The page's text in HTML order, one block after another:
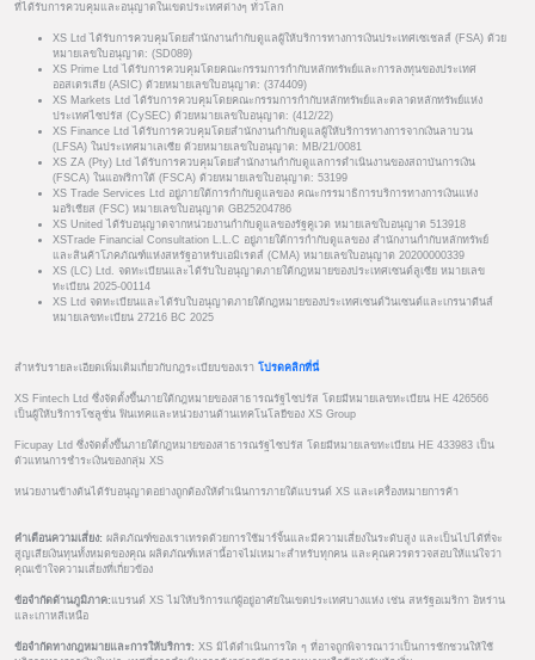
ที่ได้รับการควบคุมและอนุญาตในเขตประเทศต่างๆ ทั่วโลก
XS Ltd ได้รับการควบคุมโดยสำนักงานกำกับดูแลผู้ให้บริการทางการเงินประเทศเซเชลส์ (FSA) ด้วย
หมายเลขใบอนุญาต: (SD089)
XS Prime Ltd ได้รับการควบคุมโดยคณะกรรมการกำกับหลักทรัพย์และการลงทุนของประเทศ
ออสเตรเลีย (ASIC) ด้วยหมายเลขใบอนุญาต: (374409)
XS Markets Ltd ได้รับการควบคุมโดยคณะกรรมการกำกับหลักทรัพย์และตลาดหลักทรัพย์แห่ง
ประเทศไซปรัส (CySEC) ด้วยหมายเลขใบอนุญาต: (412/22)
XS Finance Ltd ได้รับการควบคุมโดยสำนักงานกำกับดูแลผู้ให้บริการทางการจากเงินลาบวน
(LFSA) ในประเทศมาเลเซีย ด้วยหมายเลขใบอนุญาต: MB/21/0081
XS ZA (Pty) Ltd ได้รับการควบคุมโดยสำนักงานกำกับดูแลการดำเนินงานของสถาบันการเงิน
(FSCA) ในแอฟริกาใต้ (FSCA) ด้วยหมายเลขใบอนุญาต: 53199
XS Trade Services Ltd อยู่ภายใต้การกำกับดูแลของ คณะกรรมาธิการบริการทางการเงินแห่ง
มอริเชียส (FSC) หมายเลขใบอนุญาต GB25204786
XS United ได้รับอนุญาตจากหน่วยงานกำกับดูแลของรัฐคูเวต หมายเลขใบอนุญาต 513918
XSTrade Financial Consultation L.L.C อยู่ภายใต้การกำกับดูแลของ สำนักงานกำกับหลักทรัพย์
และสินค้าโภคภัณฑ์แห่งสหรัฐอาหรับเอมิเรตส์ (CMA) หมายเลขใบอนุญาต 20200000339
XS (LC) Ltd. จดทะเบียนและได้รับใบอนุญาตภายใต้กฎหมายของประเทศเซนต์ลูเซีย หมายเลข
ทะเบียน 2025-00114
XS Ltd จดทะเบียนและได้รับใบอนุญาตภายใต้กฎหมายของประเทศเซนต์วินเซนต์และเกรนาดีนส์
หมายเลขทะเบียน 27216 BC 2025
สำหรับรายละเอียดเพิ่มเติมเกี่ยวกับกฎระเบียบของเรา โปรดคลิกที่นี่
XS Fintech Ltd ซึ่งจัดตั้งขึ้นภายใต้กฎหมายของสาธารณรัฐไซปรัส โดยมีหมายเลขทะเบียน HE 426566
เป็นผู้ให้บริการโซลูชั่น ฟินเทคและหน่วยงานด้านเทคโนโลยีของ XS Group
Ficupay Ltd ซึ่งจัดตั้งขึ้นภายใต้กฎหมายของสาธารณรัฐไซปรัส โดยมีหมายเลขทะเบียน HE 433983 เป็น
ตัวแทนการชำระเงินของกลุ่ม XS
หน่วยงานข้างต้นได้รับอนุญาตอย่างถูกต้องให้ดำเนินการภายใต้แบรนด์ XS และเครื่องหมายการค้า
คำเตือนความเสี่ยง: ผลิตภัณฑ์ของเราเทรดด้วยการใช้มาร์จิ้นและมีความเสี่ยงในระดับสูง และเป็นไปได้ที่จะ
สูญเสียเงินทุนทั้งหมดของคุณ ผลิตภัณฑ์เหล่านี้อาจไม่เหมาะสำหรับทุกคน และคุณควรตรวจสอบให้แน่ใจว่า
คุณเข้าใจความเสี่ยงที่เกี่ยวข้อง
ข้อจำกัดด้านภูมิภาค: แบรนด์ XS ไม่ให้บริการแก่ผู้อยู่อาศัยในเขตประเทศบางแห่ง เช่น สหรัฐอเมริกา อิหร่าน
และเกาหลีเหนือ
ข้อจำกัดทางกฎหมายและการให้บริการ: XS มิได้ดำเนินการใด ๆ ที่อาจถูกพิจารณาว่าเป็นการชักชวนให้ใช้